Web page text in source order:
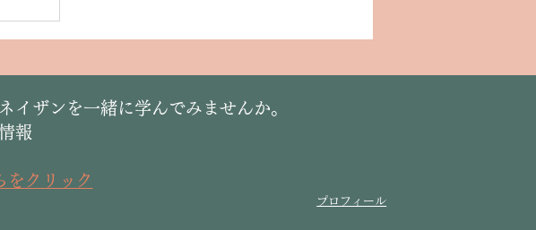
イザンを一緒に学んでみませんか。
報
をクリック
プロフィール